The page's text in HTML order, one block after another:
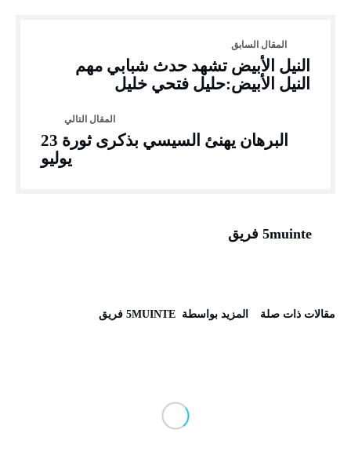
النيل الأبيض تشهد حدث شبابي مهم
النيل الأبيض:حليل فتحي خليل
البرهان يهنئ السيسي بذكرى ثورة 23
يوليو
5muinte فريق
‫مقالات ذات صلة‬ ‫‫المزيد بواسطة‬ ‬ 5MUINTE فريق